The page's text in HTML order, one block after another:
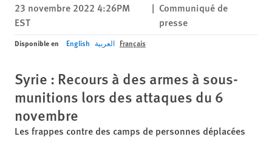
23 novembre 2022 4:26PM
EST
| Communiqué de
presse
Disponible en English العربية Français
Syrie : Recours à des armes à sous-
munitions lors des attaques du 6
novembre
Les frappes contre des camps de personnes déplacées